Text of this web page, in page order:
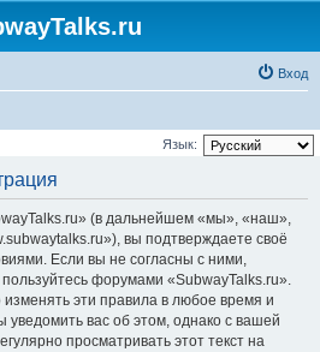
Вход
Язык:
(в дальнейшем «мы», «наш»,
вы подтверждаете своё
Если вы не согласны с ними,
форумами «SubwayTalks.ru».
эти правила в любое время и
уведомить вас об этом, однако с вашей
просматривать этот текст на